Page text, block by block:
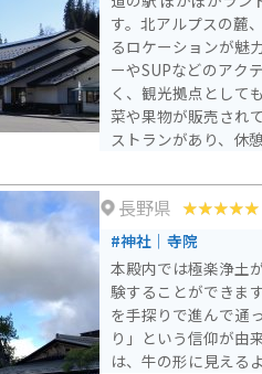
す。北アルプスの麓
るロケーションが魅力です。 周辺には、青木湖
ーやSUPなどのアク
く、観光拠点として
菜や果物が販売され
ストランがあり、休
湖の絶景を望むワイ
周辺には、温泉施設
もできます。
長野県
#神社｜寺院
本殿内では極楽浄土
験することができま
を手探りで進んで通
り」という信仰が由
は、牛の形に見える